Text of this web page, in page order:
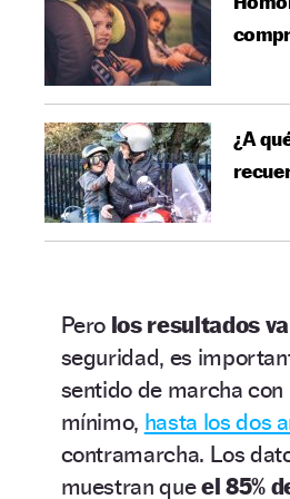
¿A
Pero los resultados
seguridad, es
sentido de marcha
mínimo, hasta los dos
contramarcha. Los
muestran queel 85%